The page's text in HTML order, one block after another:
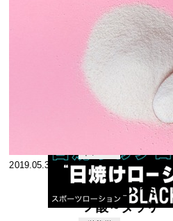
[筋肉勉強会
vol.27] アルコ
ールと筋肉と
ダイエット②
ング
2019.05.30
その他のアミ
ノ酸～タウリ